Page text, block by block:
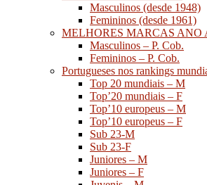
Masculinos (desde 1948)
Femininos (desde 1961)
MELHORES MARCAS ANO
Masculinos – P. Cob.
Femininos – P. Cob.
Portugueses nos rankings
Top 20 mundiais – M
Top’20 mundiais – F
Top’10 europeus – M
Top’10 europeus – F
Sub 23-M
Sub 23-F
Juniores – M
Juniores – F